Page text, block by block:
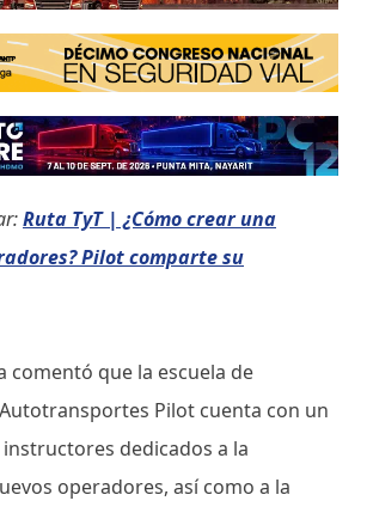
Ruta TyT | ¿Cómo crear una
Pilot comparte su
comentó que la escuela de
Pilot cuenta con un
dedicados a la
operadores, así como a la